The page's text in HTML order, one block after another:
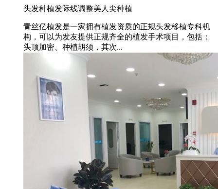
头发种植发际线调整美人尖种植
青丝亿植发是一家拥有植发资质的正规头发移植专科机
构，可以为发友提供正规齐全的植发手术项目，包括：
头顶加密、种植胡须，其次...